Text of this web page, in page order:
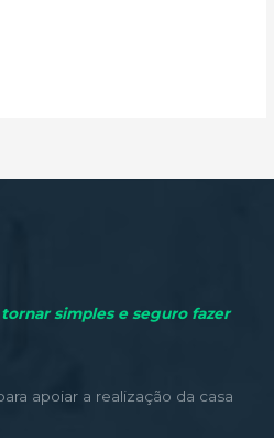
simples e seguro fazer
apoiar a realização da casa